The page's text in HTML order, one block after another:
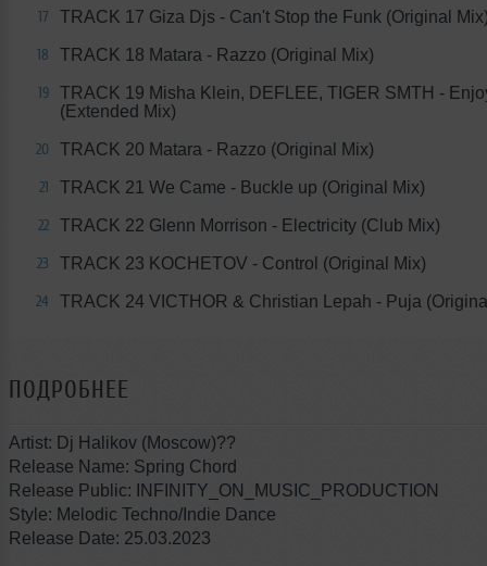
17 TRACK 17 Giza Djs - Can't Stop the Funk (Original
18 TRACK 18 Matara - Razzo (Original Mix)
19
TRACK 19 Misha Klein, DEFLEE, TIGER SMTH -
(Extended Mix)
20 TRACK 20 Matara - Razzo (Original Mix)
21 TRACK 21 We Came - Buckle up (Original Mix)
22 TRACK 22 Glenn Morrison - Electricity (Club Mix)
23 TRACK 23 KOCHETOV - Control (Original Mix)
24 TRACK 24 VICTHOR & Christian Lepah - Puja
ПОДРОБНЕЕ
Artist: Dj Halikov (Moscow)??
Release Name: Spring Chord
Release Public: INFINITY_ON_MUSIC_PRODUCTION
Style: Melodic Techno/Indie Dance
Release Date: 25.03.2023